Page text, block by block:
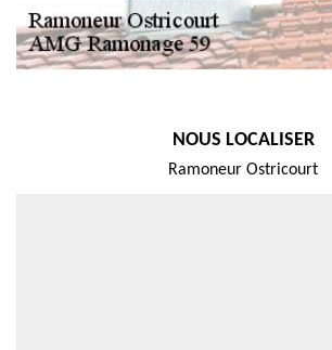
NOUS LOCALISER
Ramoneur Ostricourt